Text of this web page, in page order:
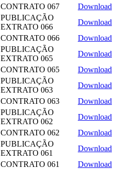
CONTRATO 067
Download
PUBLICAÇÃO
EXTRATO 066
Download
CONTRATO 066
Download
PUBLICAÇÃO
EXTRATO 065
Download
CONTRATO 065
Download
PUBLICAÇÃO
EXTRATO 063
Download
CONTRATO 063
Download
PUBLICAÇÃO
EXTRATO 062
Download
CONTRATO 062
Download
PUBLICAÇÃO
EXTRATO 061
Download
CONTRATO 061
Download